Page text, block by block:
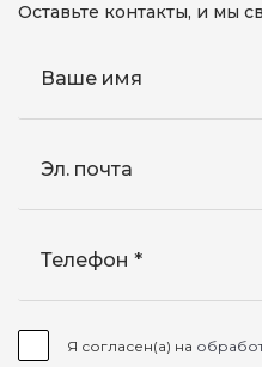
Оставьте контакты, и мы
Ваше имя
Эл. почта
Телефон
Я согласен(а) на